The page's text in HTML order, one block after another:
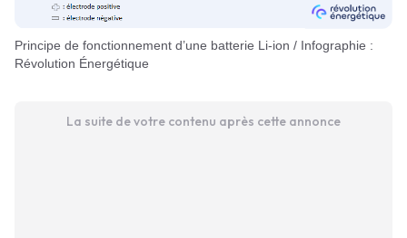
Principe de fonctionnement d’une batterie Li-ion / Infographie :
Révolution Énergétique
La suite de votre contenu après cette annonce